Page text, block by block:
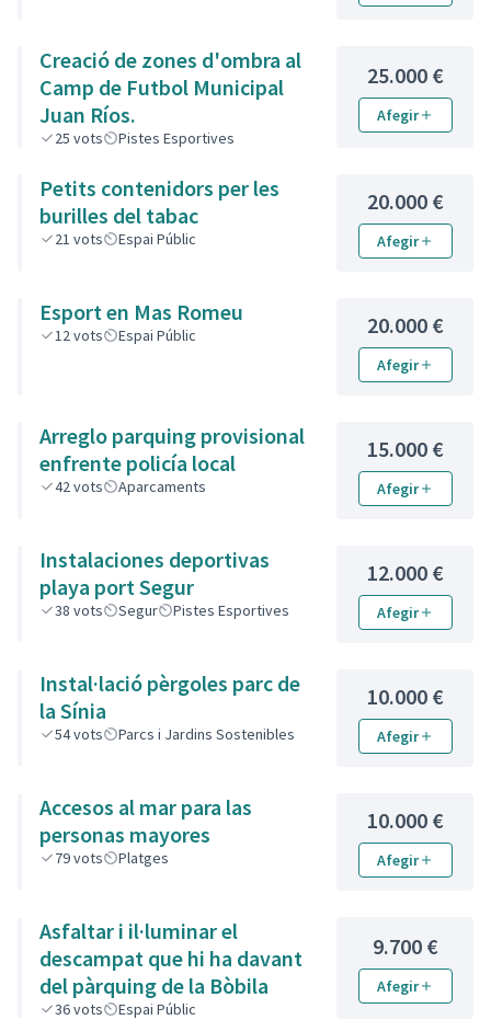
Creació de zones d'ombra al
Camp de Futbol Municipal
Juan Ríos.
25 vots Pistes Esportives
25.000 €
Afegir
Petits contenidors per les
burilles del tabac
21 vots Espai Públic
20.000 €
Afegir
Esport en Mas Romeu
12vots Espai Públic 20.000 €
Afegir
Arreglo parquing provisional
enfrente policía local
42vots Aparcaments
15.000 €
Afegir
Instalaciones deportivas
playa port Segur
38 vots Segur Pistes Esportives
12.000 €
Afegir
Instal·lació pèrgoles parc de
la Sínia
54vots Parcs i Jardins Sostenibles
10.000 €
Afegir
Accesos al mar para las
personas mayores
79vots Platges
10.000 €
Afegir
Asfaltar i il·luminar el
descampat que hi ha davant
del pàrquing de la Bòbila
36vots Espai Públic
9.700 €
Afegir